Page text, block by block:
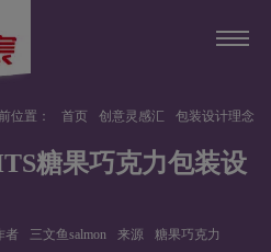
位置： 首页 创意灵感汇
包装设计理念
糖果巧克力包装设
者 三文鱼salmon 来源 糖果巧克力